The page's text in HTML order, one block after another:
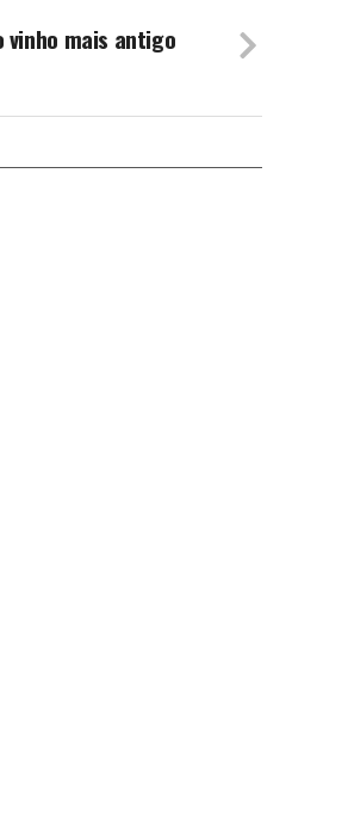
vinho mais antigo